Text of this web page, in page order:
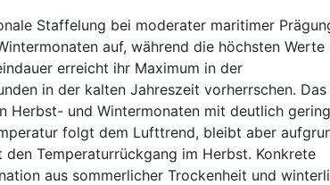
Staffelung bei moderater maritimer
auf, während die höchsten Werte
erreicht ihr Maximum in der
in der kalten Jahreszeit vorherrschen. Das
Herbst- und Wintermonaten mit deutlich
folgt dem Lufttrend, bleibt aber
Temperaturrückgang im Herbst. Konkrete
aus sommerlicher Trockenheit und